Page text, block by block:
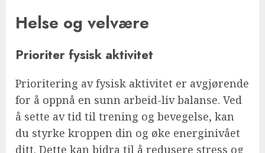
Helse og velvære
Prioriter fysisk aktivitet
Prioritering av fysisk aktivitet er avgjørende
for å oppnå en sunn arbeid-liv balanse. Ved
å sette av tid til trening og bevegelse, kan
du styrke kroppen din og øke energinivået
ditt. Dette kan bidra til å redusere stress og